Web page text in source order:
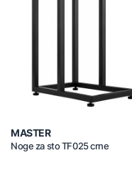
MASTER
Noge za sto TF025 crne